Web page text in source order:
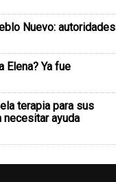
Nuevo: autoridades
Elena? Ya fue
terapia para sus
necesitar ayuda